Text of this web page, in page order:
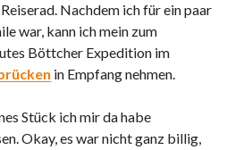
Nachdem ich für ein paar
war, kann ich mein zum
Böttcher Expedition im
in Empfang nehmen.
Stück ich mir da habe
Okay, es war nicht ganz billig,